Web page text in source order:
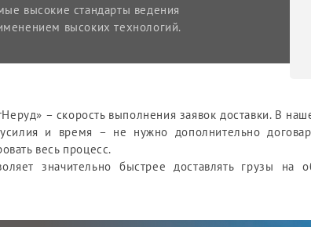
высокие стандарты ведения
высоких технологий.
– скорость выполнения заявок доставки. В
и время – не нужно дополнительно
весь процесс.
значительно быстрее доставлять грузы на